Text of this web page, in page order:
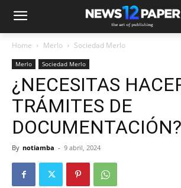
Home Merlo Sociedad Merlo
Merlo Sociedad Merlo
¿NECESITAS
TRÁMITES DE
DOCUMENTACIÓN?
By notiamba - 9 abril, 2024